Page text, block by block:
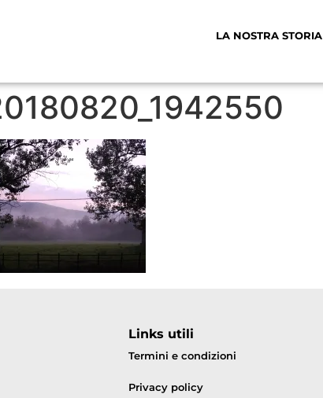
LA NOSTRA STORIA
Links utili
Termini e condizioni
Privacy policy